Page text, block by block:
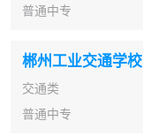
普通中专
郴州工业交通学校
交通类
普通中专